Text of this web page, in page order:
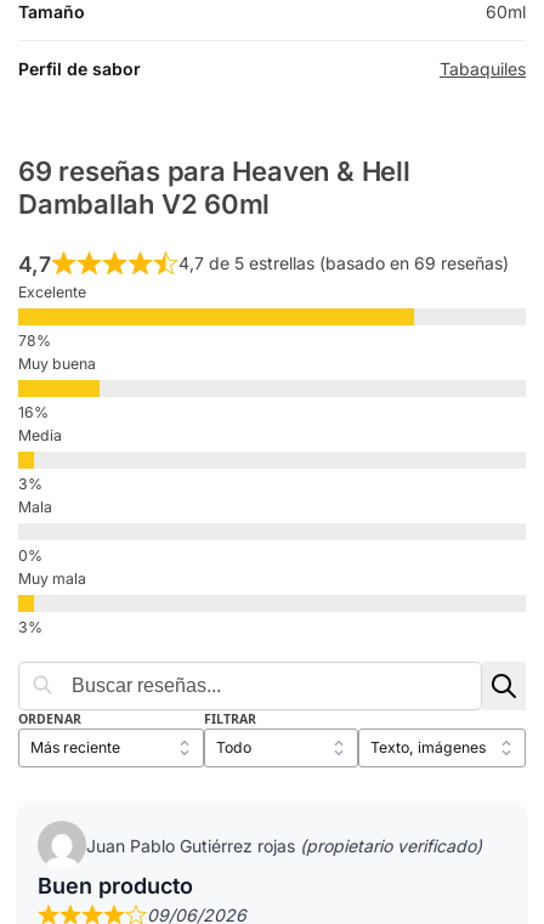
Tamaño 60ml
Perfil de sabor Tabaquiles
69 reseñas para Heaven & Hell
Damballah V2 60ml
4,7 4,7 de 5 estrellas (basado en 69 reseñas)
Excelente
Muy buena
Media
Mala
Muy mala
ORDENAR FILTRAR
Juan Pablo Gutiérrez rojas (propietario verificado)
Buen producto
09/06/2026